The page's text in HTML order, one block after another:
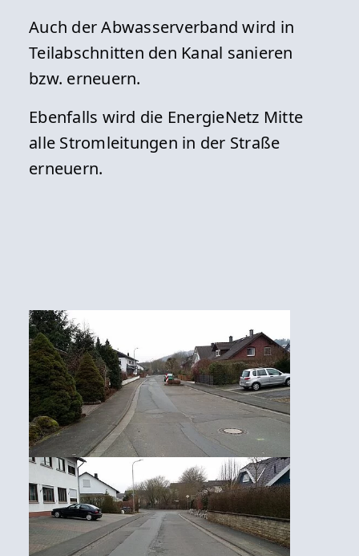
Auch der Abwasserverband wird in
Teilabschnitten den Kanal sanieren
bzw. erneuern.
Ebenfalls wird die EnergieNetz Mitte
alle Stromleitungen in der Straße
erneuern.